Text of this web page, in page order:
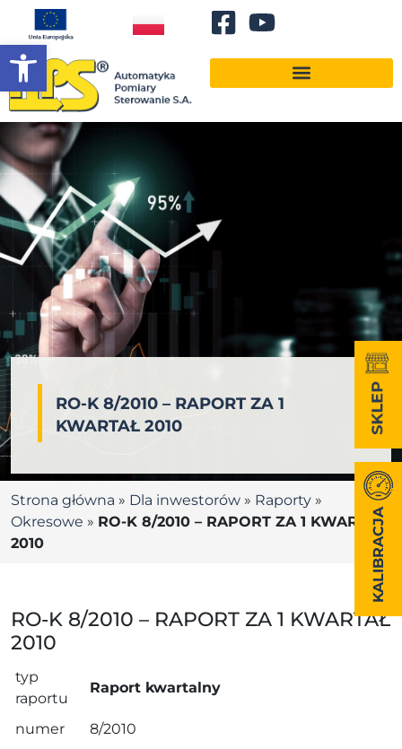
Otwórz pasek narzędzi
RO-K 8/2010 – RAPORT ZA 1
KWARTAŁ 2010
Strona główna » Dla inwestorów » Raporty »
Okresowe » RO-K 8/2010 – RAPORT ZA 1 KWARTAŁ
2010
RO-K 8/2010 – RAPORT ZA 1 KWARTAŁ
2010
typ
raportu
Raport kwartalny
numer
8/2010
KALIBRACJA